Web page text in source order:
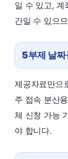
일 수 있고, 계
간일 수 있으
5부제 날
제공자료만으
주 접속 분산
체 신청 가능
야 합니다.